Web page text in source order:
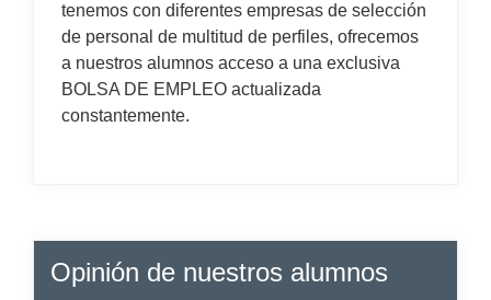
tenemos con diferentes empresas de selección
de personal de multitud de perfiles, ofrecemos
a nuestros alumnos acceso a una exclusiva
BOLSA DE EMPLEO actualizada
constantemente.
Opinión de nuestros alumnos